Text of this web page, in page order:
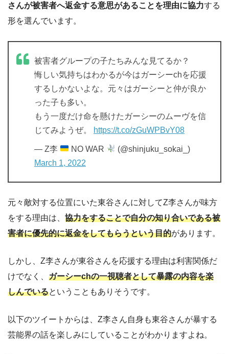
さんが被害者へ返金する意思があることを理由に協力する
形を選んでいます。
被害者グループの子たちみんな見てるか？
悔しい気持ちはわかるが今はガーシーchを応援
するしかないよな。元々はガーシーと仲が良か
った子も多い。
もう一度だけ命を懸けたガーシーのムーヴを信
じてみようぜ。
https://t.co/zGuWPBvY08
— Z李 NO WAR
(@shinjuku_sokai_)
March 1, 2022
元々敵対する位置にいた東谷さんに対してZ李さんが味方
をする理由は、 協力をすることで自分の知り合いである被
害者に優先的に返金をしてもらうという目的があります。
しかし、Z李さんが東谷さんを応援する理由は利害関係だ
けでなく、 ガーシーchの一視聴者として暴露の内容を楽
しんでいるということもありそうです。
以下のツイートからは、Z李さん自身も東谷さんが暴する
芸能界の話を楽しみにしていることがわかりますよね。